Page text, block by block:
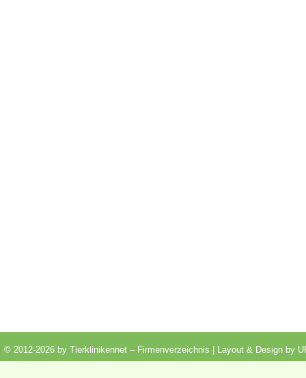
© 2012-2026 by Tierklinikennet – Firmenverzeichnis | Layout & Design by